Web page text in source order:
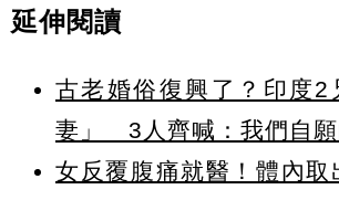
延伸閱讀
古老婚俗復興了？印度2
妻」 3人齊喊：我們自願
女反覆腹痛就醫！體內取